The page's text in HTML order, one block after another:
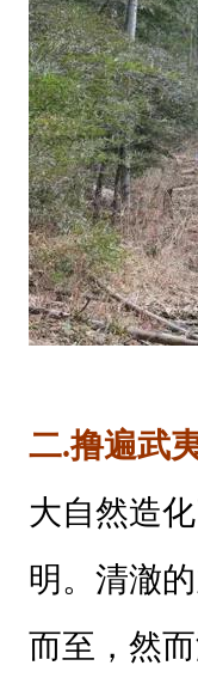
二.撸遍武
大自然造
明。清澈
而至，然